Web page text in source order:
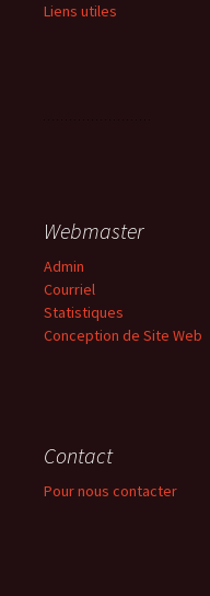
Liens utiles
Webmaster
Admin
Courriel
Statistiques
Conception de Site Web
Contact
Pour nous contacter